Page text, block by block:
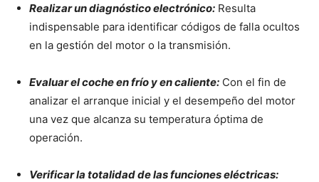
Realizar un diagnóstico electrónico: Resulta
indispensable para identificar códigos de falla ocultos
en la gestión del motor o la transmisión.
Evaluar el coche en frío y en caliente: Con el fin de
analizar el arranque inicial y el desempeño del motor
una vez que alcanza su temperatura óptima de
operación.
Verificar la totalidad de las funciones eléctricas: